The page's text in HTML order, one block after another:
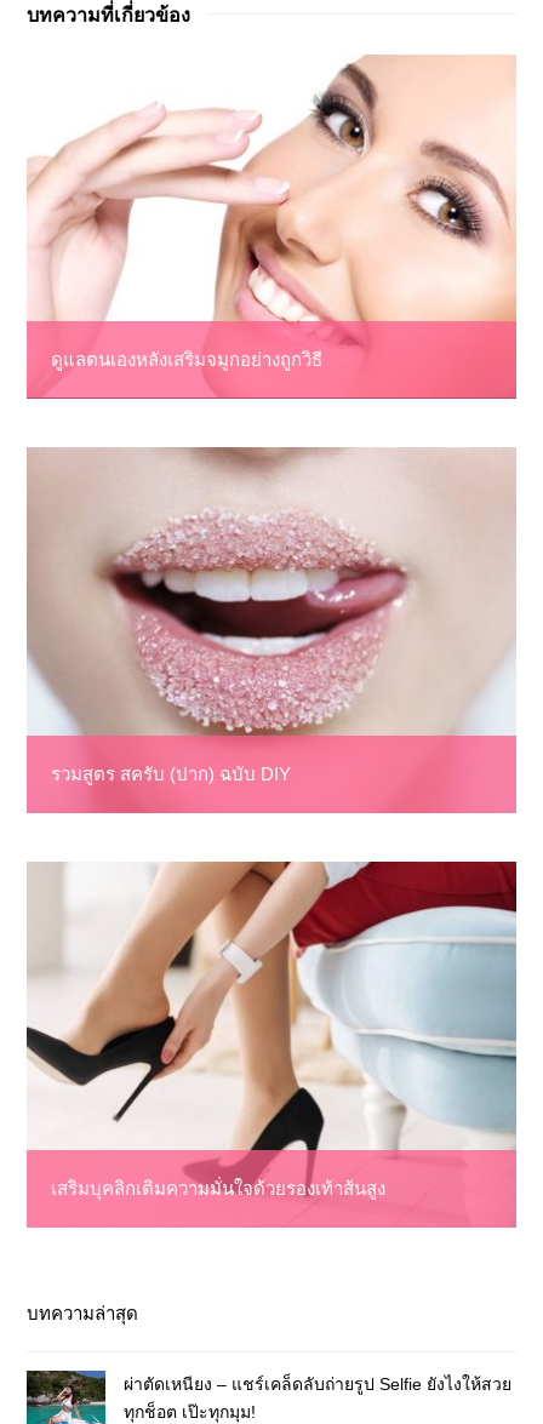
บทความที่เกี่ยวข้อง
ดูแลตนเองหลังเสริมจมูกอย่างถูกวิธี
รวมสูตร สครับ (ปาก) ฉบับ DIY
เสริมบุคลิกเติมความมั่นใจด้วยรองเท้าส้นสูง
บทความล่าสุด
ผ่าตัดเหนียง – แชร์เคล็ดลับถ่ายรูป Selfie ยังไงให้สวย
ทุกช็อต เป๊ะทุกมุม!